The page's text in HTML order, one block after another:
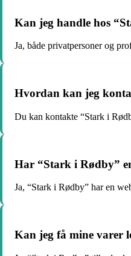
Kan jeg handle hos
Ja, både privatpersoner og
Hvordan kan jeg
Du kan kontakte “Stark i
Har “Stark i Rødby”
Ja, “Stark i Rødby” har en
Kan jeg få mine varer